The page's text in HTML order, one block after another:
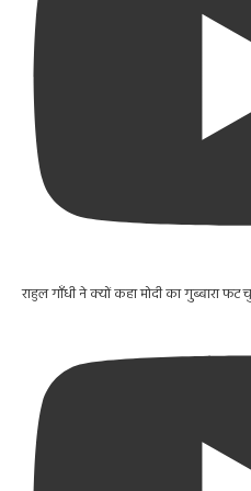
राहुल गाँधी ने क्यों कहा मोदी का गुब्बारा फट